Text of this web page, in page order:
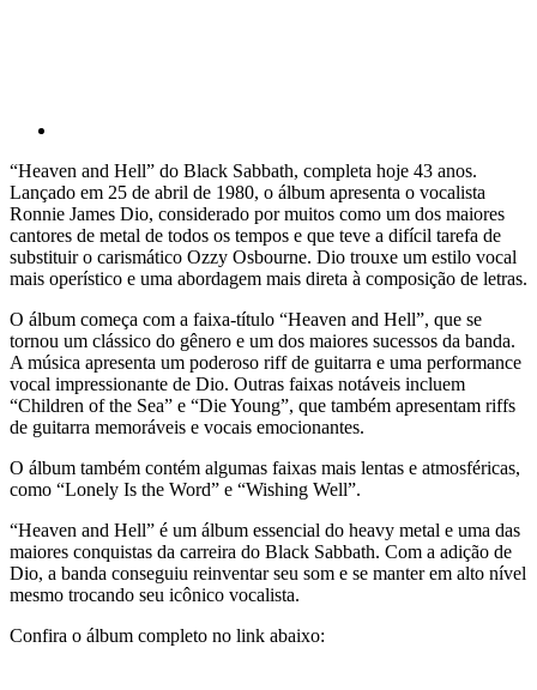
“Heaven and Hell” do Black Sabbath, completa hoje 43 anos.
Lançado em 25 de abril de 1980, o álbum apresenta o vocalista
Ronnie James Dio, considerado por muitos como um dos maiores
cantores de metal de todos os tempos e que teve a difícil tarefa de
substituir o carismático Ozzy Osbourne. Dio trouxe um estilo vocal
mais operístico e uma abordagem mais direta à composição de letras.
O álbum começa com a faixa-título “Heaven and Hell”, que se
tornou um clássico do gênero e um dos maiores sucessos da banda.
A música apresenta um poderoso riff de guitarra e uma performance
vocal impressionante de Dio. Outras faixas notáveis incluem
“Children of the Sea” e “Die Young”, que também apresentam riffs
de guitarra memoráveis e vocais emocionantes.
O álbum também contém algumas faixas mais lentas e atmosféricas,
como “Lonely Is the Word” e “Wishing Well”.
“Heaven and Hell” é um álbum essencial do heavy metal e uma das
maiores conquistas da carreira do Black Sabbath. Com a adição de
Dio, a banda conseguiu reinventar seu som e se manter em alto nível
mesmo trocando seu icônico vocalista.
Confira o álbum completo no link abaixo: